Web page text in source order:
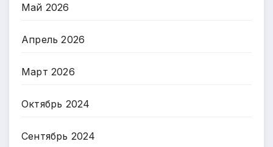
Май 2026
Апрель 2026
Март 2026
Октябрь 2024
Сентябрь 2024